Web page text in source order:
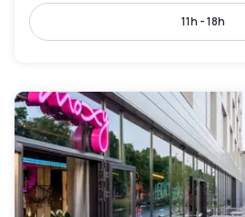
11h - 18h